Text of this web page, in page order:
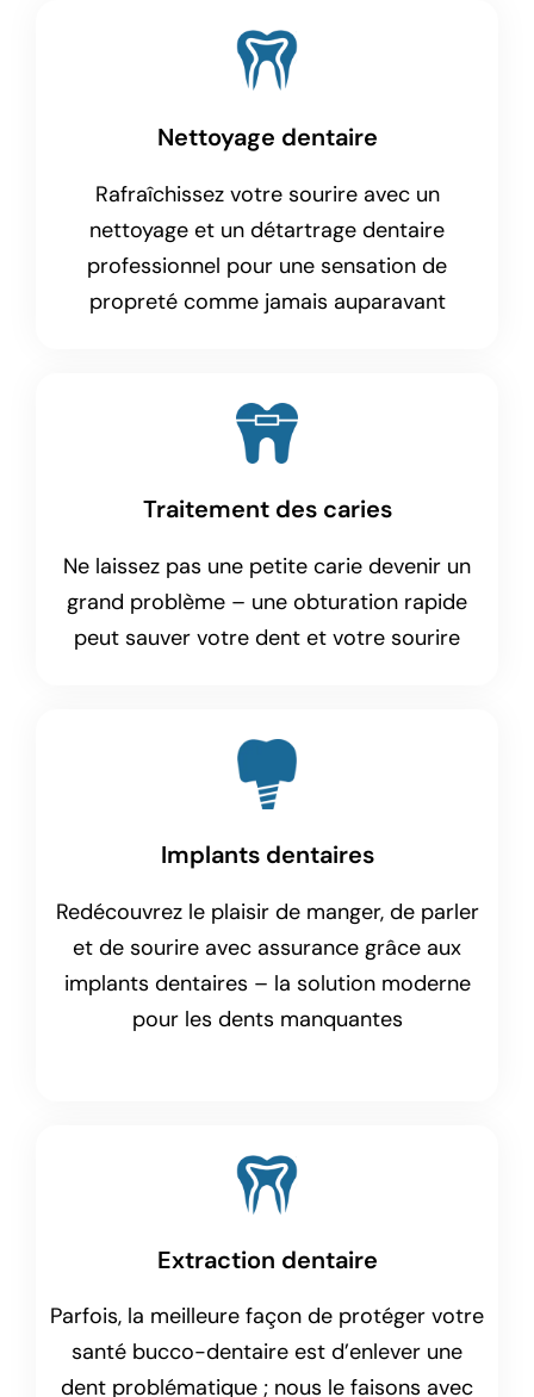
Nettoyage dentaire
Rafraîchissez votre sourire avec un
nettoyage et un détartrage dentaire
professionnel pour une sensation de
propreté comme jamais auparavant
Traitement des caries
Ne laissez pas une petite carie devenir un
grand problème – une obturation rapide
peut sauver votre dent et votre sourire
Implants dentaires
Redécouvrez le plaisir de manger, de parler
et de sourire avec assurance grâce aux
implants dentaires – la solution moderne
pour les dents manquantes
Extraction dentaire
Parfois, la meilleure façon de protéger votre
santé bucco-dentaire est d’enlever une
dent problématique ; nous le faisons avec